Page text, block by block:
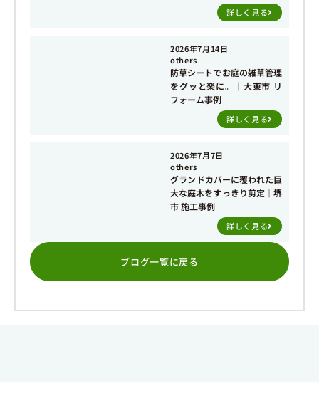
詳しく見る
2026年7月14日
others
防草シートでお庭の雑草管理
をグッと楽に。｜大東市 リ
フォーム事例
詳しく見る
2026年7月7日
others
グランドカバーに覆われた巨
大な庭木をすっきり剪定｜堺
市 施工事例
詳しく見る
ブログ一覧に戻る